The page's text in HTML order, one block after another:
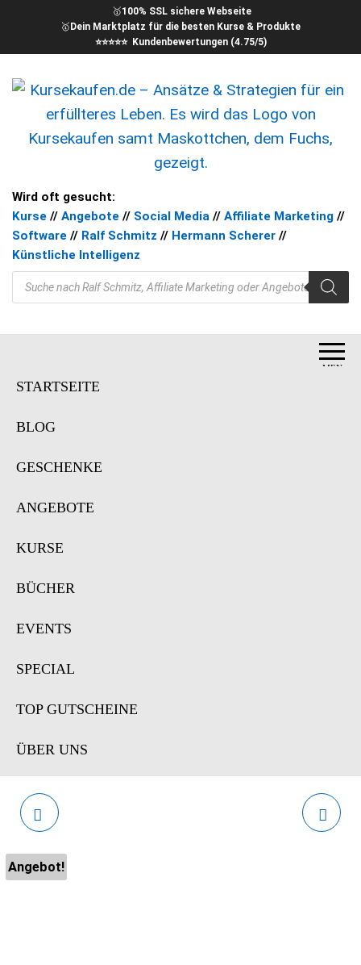
🥇100% SSL sichere Webseite
🥇 Dein Marktplatz für die besten Kurse & Produkte
⭐⭐⭐⭐⭐ Kundenbewertungen (4.75/5)
kursekaufen – Kurse für Dein
Ziel
erfüllteres Leben
Wird oft gesucht:
Kurse // Angebote // Social Media // Affiliate Marketing //
Software // Ralf Schmitz // Hermann Scherer //
Künstliche Intelligenz
Products search
MEN
STARTSEITE
BLOG
GESCHENKE
ANGEBOTE
KURSE
BÜCHER
EVENTS
SPECIAL
TOP GUTSCHEINE
ÜBER UNS
Angebot!